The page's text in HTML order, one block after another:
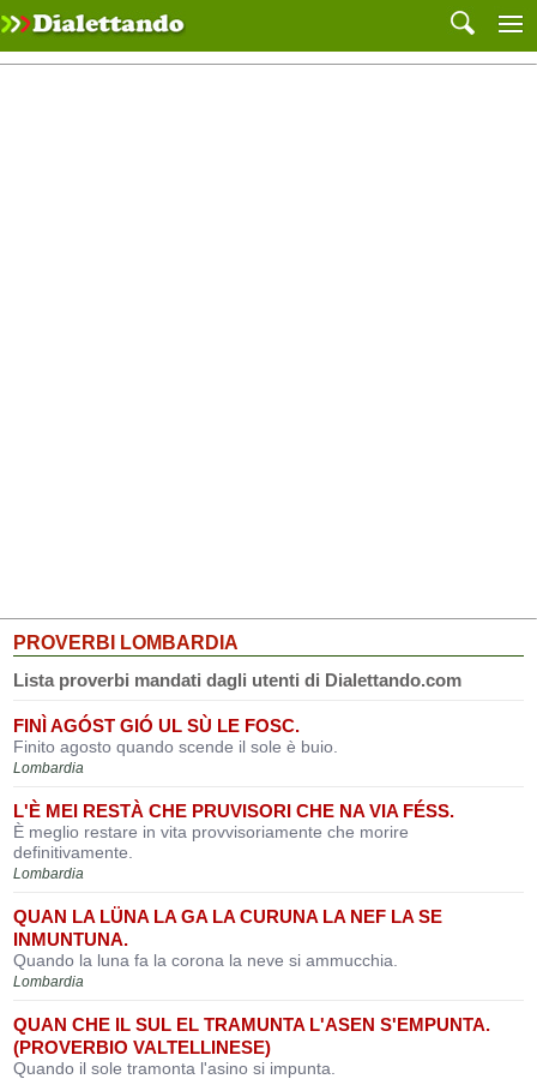
PROVERBI LOMBARDIA
Lista proverbi mandati dagli utenti di Dialettando.com
FINÌ AGÓST GIÓ UL SÙ LE FOSC.
Finito agosto quando scende il sole è buio.
Lombardia
L'È MEI RESTÀ CHE PRUVISORI CHE NA VIA FÉSS.
È meglio restare in vita provvisoriamente che morire
definitivamente.
Lombardia
QUAN LA LÜNA LA GA LA CURUNA LA NEF LA SE
INMUNTUNA.
Quando la luna fa la corona la neve si ammucchia.
Lombardia
QUAN CHE IL SUL EL TRAMUNTA L'ASEN S'EMPUNTA.
(PROVERBIO VALTELLINESE)
Quando il sole tramonta l'asino si impunta.